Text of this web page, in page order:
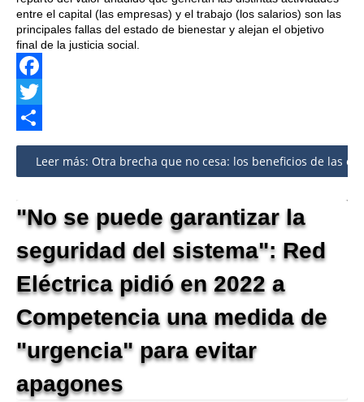
entre el capital (las empresas) y el trabajo (los salarios) son las
principales fallas del estado de bienestar y alejan el objetivo
final de la justicia social.
Facebook
Twitter
Share
Leer más: Otra brecha que no cesa: los beneficios de las
"No se puede garantizar la
seguridad del sistema": Red
Eléctrica pidió en 2022 a
Competencia una medida de
"urgencia" para evitar
apagones